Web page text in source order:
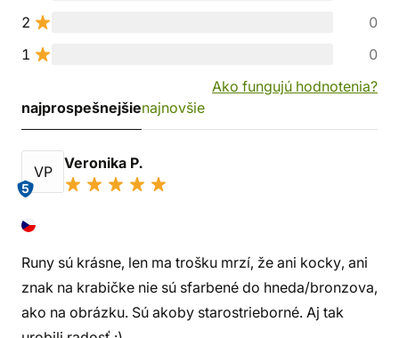
2
0
1
0
Ako fungujú hodnotenia?
najprospešnejšienajnovšie
VP
5
Veronika P.
Runy sú krásne, len ma trošku mrzí, že ani kocky, ani
znak na krabičke nie sú sfarbené do hneda/bronzova,
ako na obrázku. Sú akoby starostrieborné. Aj tak